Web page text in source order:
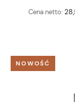
Cena netto:
NOWOŚĆ